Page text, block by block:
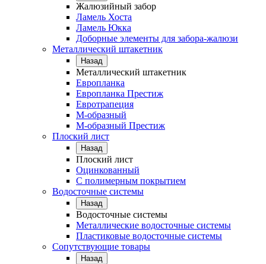
Жалюзийный забор
Ламель Хоста
Ламель Юкка
Доборные элементы для забора-жалюзи
Металлический штакетник
Назад
Металлический штакетник
Европланка
Европланка Престиж
Евротрапеция
М-образный
М-образный Престиж
Плоский лист
Назад
Плоский лист
Оцинкованный
С полимерным покрытием
Водосточные системы
Назад
Водосточные системы
Металлические водосточные системы
Пластиковые водосточные системы
Сопутствующие товары
Назад